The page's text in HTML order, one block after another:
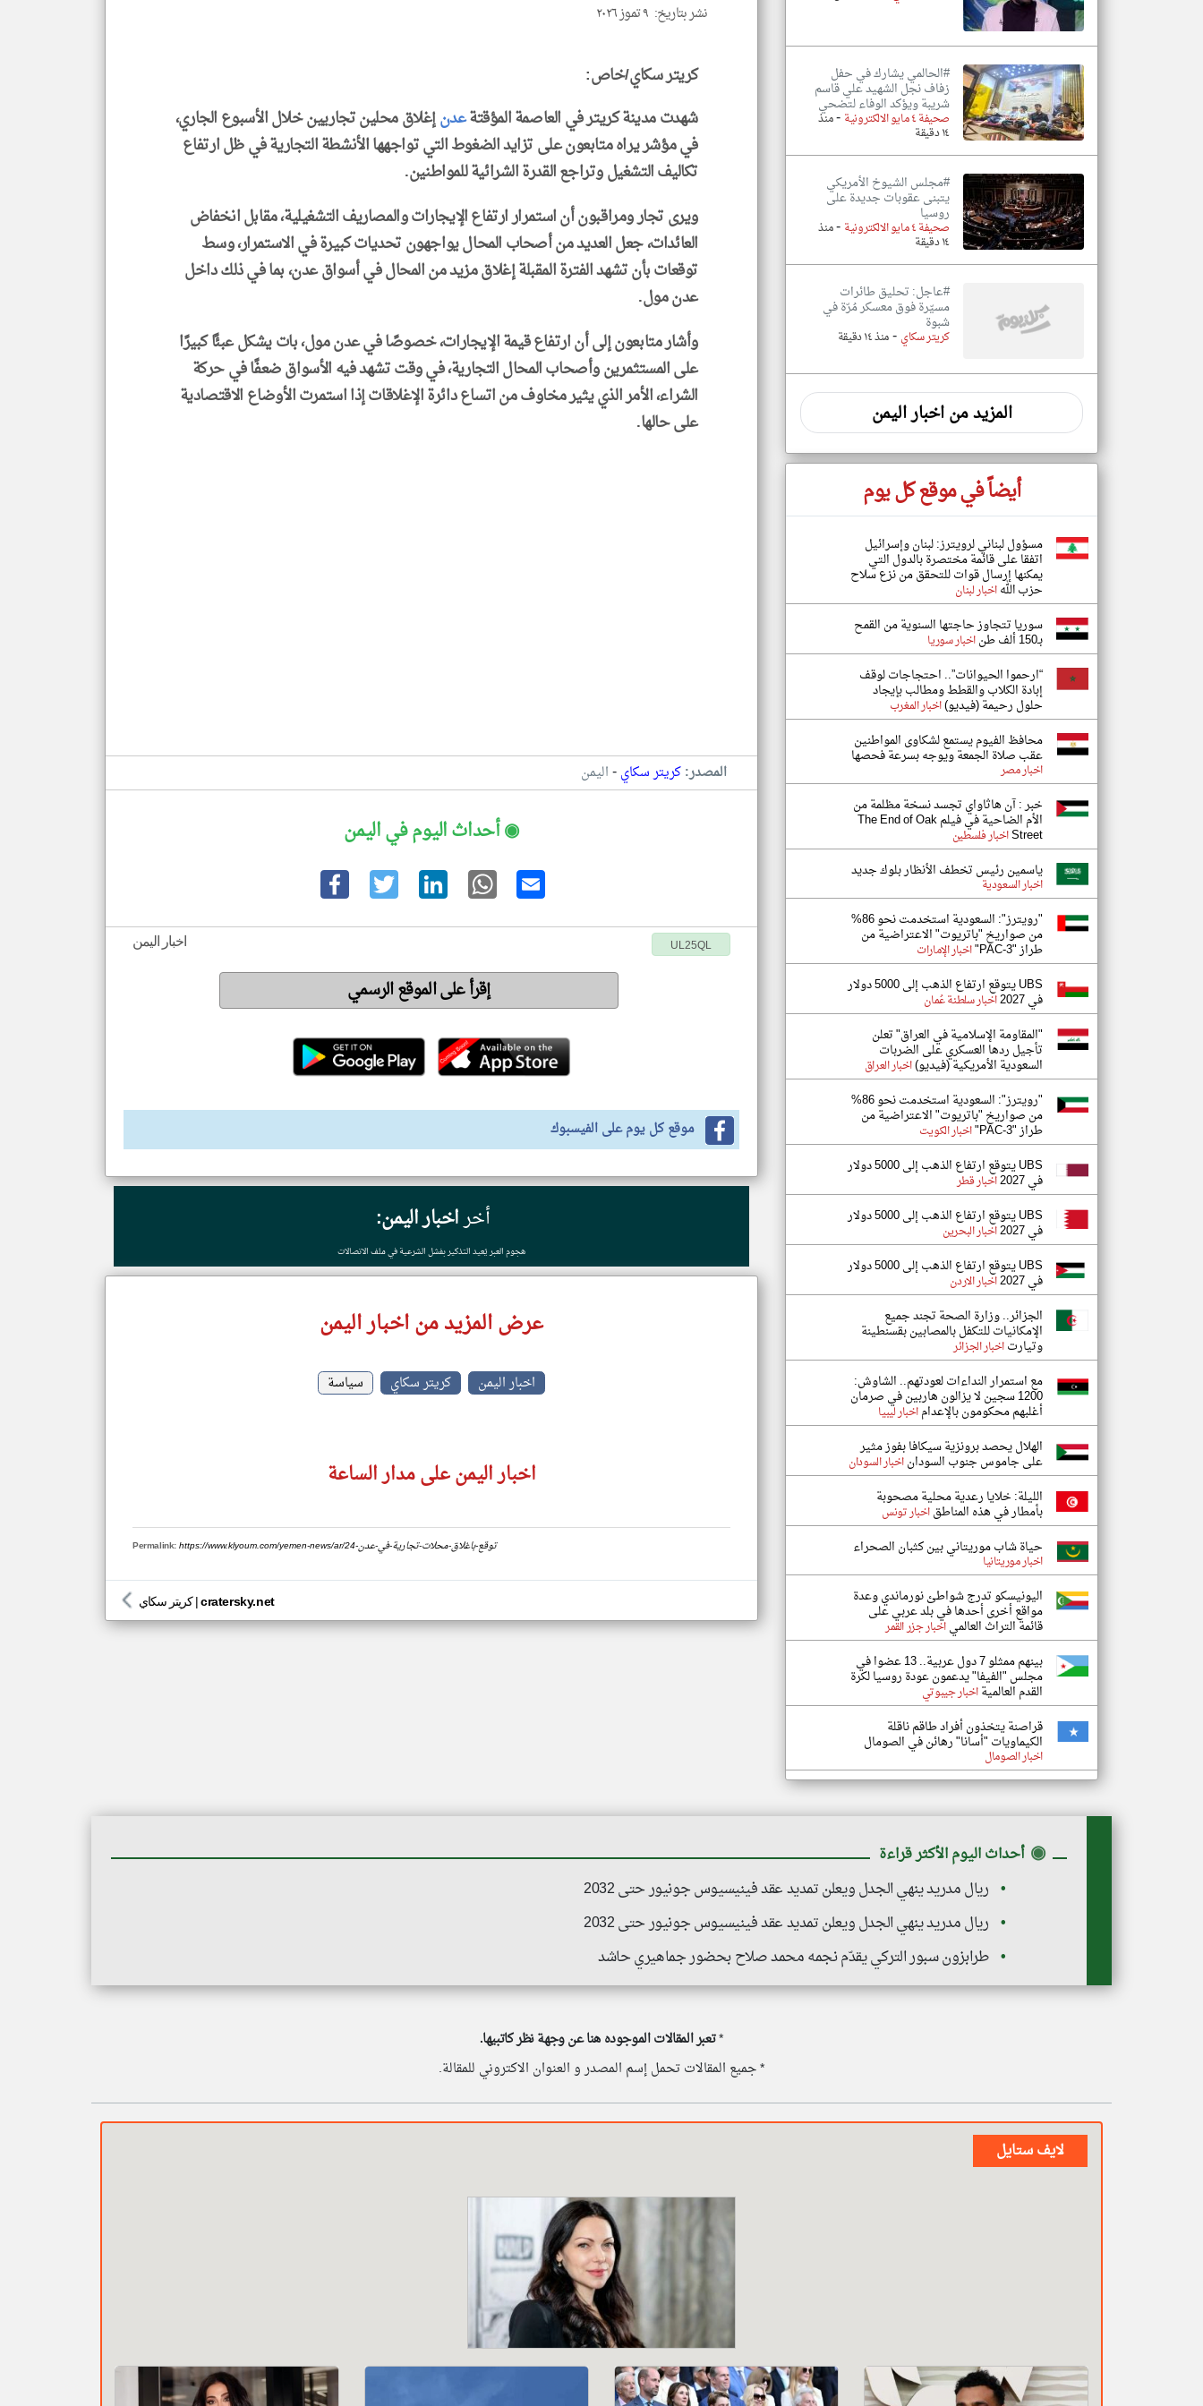
نشر بتاريخ: ٩ تموز ٢٠٢٦
كريتر سكاي/خاص:
شهدت مدينة كريتر في العاصمة المؤقتةعدنإغلاق محلين تجاريين خلال الأسبوع الجاري،
في مؤشر يراه متابعون على تزايد الضغوط التي تواجهها الأنشطة التجارية في ظل ارتفاع
تكاليف التشغيل وتراجع القدرة الشرائية للمواطنين.
ويرى تجار ومراقبون أن استمرار ارتفاع الإيجارات والمصاريف التشغيلية، مقابل انخفاض
العائدات، جعل العديد من أصحاب المحال يواجهون تحديات كبيرة في الاستمرار، وسط
توقعات بأن تشهد الفترة المقبلة إغلاق مزيد من المحال في أسواق عدن، بما في ذلك داخل
عدن مول.
وأشار متابعون إلى أن ارتفاع قيمة الإيجارات، خصوصًا في عدن مول، بات يشكل عبئًا كبيرًا
على المستثمرين وأصحاب المحال التجارية، في وقت تشهد فيه الأسواق ضعفًا في حركة
الشراء، الأمر الذي يثير مخاوف من اتساع دائرة الإغلاقات إذا استمرت الأوضاع الاقتصادية
على حالها.
المصدر:كريتر سكاي-اليمن
◉ أحداث اليوم في اليمن
اخبار اليمن UL25QL
إقرأ على الموقع الرسمي
موقع كل يوم على الفيسبوك
أخراخبار اليمن:
هجوم العبر يُعيد التذكير بفشل الشرعية في ملف الاتصالات
عرض المزيد من اخبار اليمن
اخبار اليمن كريتر سكاي سياسة
اخبار اليمن على مدار الساعة
Permalink: https://www.klyoum.com/yemen-news/ar/24-توقع-باغلاق-محلات-تجارية-في-عدن
كريتر سكاي|cratersky.net
#الحالمي يشارك في حفل
زفاف نجل الشهيد علي قاسم
شريبة ويؤكد الوفاء لتضحي
صحيفة ٤ مايو الالكترونية -منذ
١٤ دقيقة
#مجلس الشيوخ الأمريكي
يتبنى عقوبات جديدة على
روسيا
صحيفة ٤ مايو الالكترونية -منذ
١٤ دقيقة
#عاجل: تحليق طائرات
مسيّرة فوق معسكر مُرّة في
شبوة
كريتر سكاي -منذ ١٤ دقيقة
المزيد من اخبار اليمن
أيضاً في موقع كل يوم
مسؤول لبناني لرويترز: لبنان وإسرائيل
اتفقا على ‌قائمة مختصرة بالدول التي
يمكنها إرسال قوات للتحقق من نزع سلاح
حزب اللهاخبار لبنان
سوريا تتجاوز حاجتها السنوية من القمح
بـ150 ألف طن اخبار سوريا
“ارحموا الحيوانات”.. احتجاجات لوقف
إبادة الكلاب والقطط ومطالب بإيجاد
حلول رحيمة (فيديو)اخبار المغرب
محافظ الفيوم يستمع لشكاوى المواطنين
عقب صلاة الجمعة ويوجه بسرعة فحصها
اخبار مصر
خبر : آن هاثاواي تجسد نسخة مظلمة من
الأم الضاحية في فيلم The End of Oak
Streetاخبار فلسطين
ياسمين رئيس تخطف الأنظار بلوك جديد
اخبار السعودية
"رويترز": السعودية استخدمت نحو 86%
من صواريخ "باتريوت" الاعتراضية من
طراز "PAC-3" اخبار الإمارات
UBS يتوقع ارتفاع الذهب إلى 5000 دولار
في 2027 اخبار سلطنة عُمان
"المقاومة الإسلامية في العراق" تعلن
تأجيل ردها العسكري على الضربات
السعودية الأمريكية (فيديو)اخبار العراق
"رويترز": السعودية استخدمت نحو 86%
من صواريخ "باتريوت" الاعتراضية من
طراز "PAC-3" اخبار الكويت
UBS يتوقع ارتفاع الذهب إلى 5000 دولار
في 2027 اخبار قطر
UBS يتوقع ارتفاع الذهب إلى 5000 دولار
في 2027 اخبار البحرين
UBS يتوقع ارتفاع الذهب إلى 5000 دولار
في 2027 اخبار الاردن
الجزائر.. وزارة الصحة تجند جميع
الإمكانيات للتكفل بالمصابين بقسنطينة
وتيارتاخبار الجزائر
مع استمرار النداءات لعودتهم.. الشاوش:
1200 سجين لا يزالون هاربين في صرمان
أغلبهم محكومون بالإعداماخبار ليبيا
الهلال يحصد برونزية سيكافا بفوز مثير
على جاموس جنوب السوداناخبار السودان
الليلة: خلايا رعدية محلية مصحوبة
بأمطار في هذه المناطقاخبار تونس
حياة شاب موريتاني بين كثبان الصحراء
اخبار موريتانيا
اليونيسكو تدرج شواطئ نورماندي وعدة
مواقع أخرى أحدها في بلد عربي على
قائمة التراث العالمياخبار جزر القمر
بينهم ممثلو 7 دول عربية.. 13 عضوا في
مجلس "الفيفا" يدعمون عودة روسيا لكرة
القدم العالميةاخبار جيبوتي
قراصنة يتخذون أفراد طاقم ناقلة
الكيماويات "أسانا" رهائن في الصومال
اخبار الصومال
◉ أحداث اليوم الأكثر قراءة
ريال مدريد ينهي الجدل ويعلن تمديد عقد فينيسيوس جونيور حتى 2032
ريال مدريد ينهي الجدل ويعلن تمديد عقد فينيسيوس جونيور حتى 2032
طرابزون سبور التركي يقدّم نجمه محمد صلاح بحضور جماهيري حاشد
*تعبر المقالات الموجوده هنا عن وجهة نظر كاتبيها.
* جميع المقالات تحمل إسم المصدر و العنوان الاكتروني للمقالة.
لايف ستايل
klyoum.com